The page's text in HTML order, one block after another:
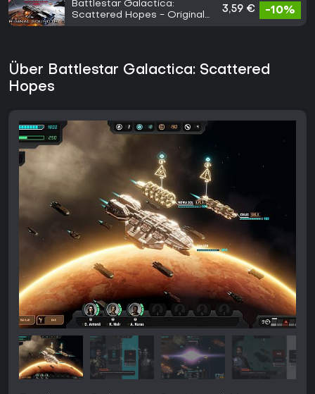
Battlestar Galactica:
Scattered Hopes - Original
3,59 € -10%
Über Battlestar Galactica: Scattered
Hopes